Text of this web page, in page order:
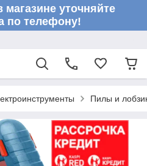
магазине уточняйте
по телефону!
Пилы и